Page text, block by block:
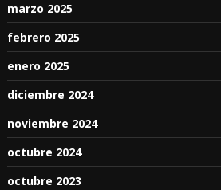
marzo 2025
febrero 2025
enero 2025
diciembre 2024
noviembre 2024
octubre 2024
octubre 2023